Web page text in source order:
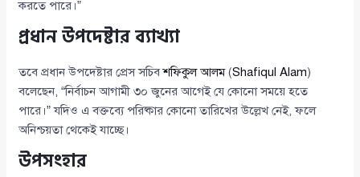
করতে পারে।”
প্রধান উপদেষ্টার ব্যাখ্যা
তবে প্রধান উপদেষ্টার প্রেস সচিবশফিকুল আলম(Shafiqul Alam)
বলেছেন, “নির্বাচন আগামী ৩০ জুনের আগেই যে কোনো সময়ে হতে
পারে।” যদিও এ বক্তব্যে পরিষ্কার কোনো তারিখের উল্লেখ নেই, ফলে
অনিশ্চয়তা থেকেই যাচ্ছে।
উপসংহার